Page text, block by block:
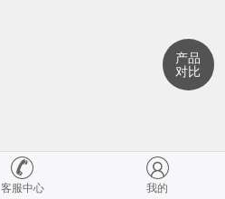
产品
对比
客服中心 我的